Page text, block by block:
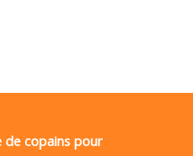
de copains pour